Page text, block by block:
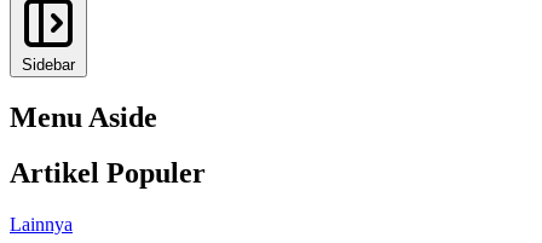
Sidebar
Menu Aside
Artikel Populer
Lainnya